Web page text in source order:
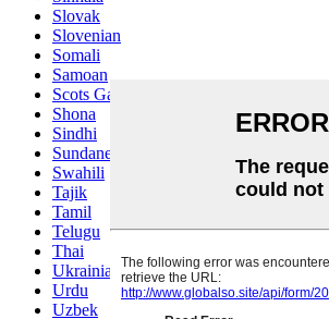
Slovak
Slovenian
Somali
Samoan
Scots Gaelic
Shona
Sindhi
Sundanese
Swahili
Tajik
Tamil
Telugu
Thai
Ukrainian
Urdu
Uzbek